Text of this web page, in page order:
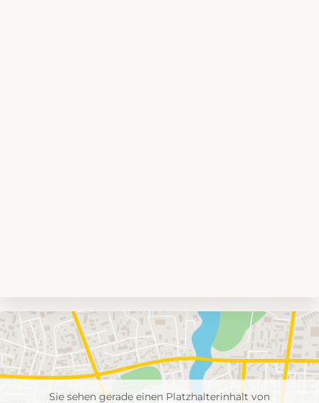
Umgebungskarte
mit
Feuerwehr-
Einheiten
Sie sehen gerade einen Platzhalterinhalt von